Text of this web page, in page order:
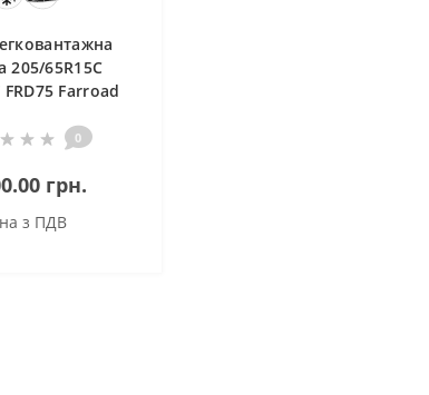
205/65R15C
Farroad
0
грн.
з ПДВ